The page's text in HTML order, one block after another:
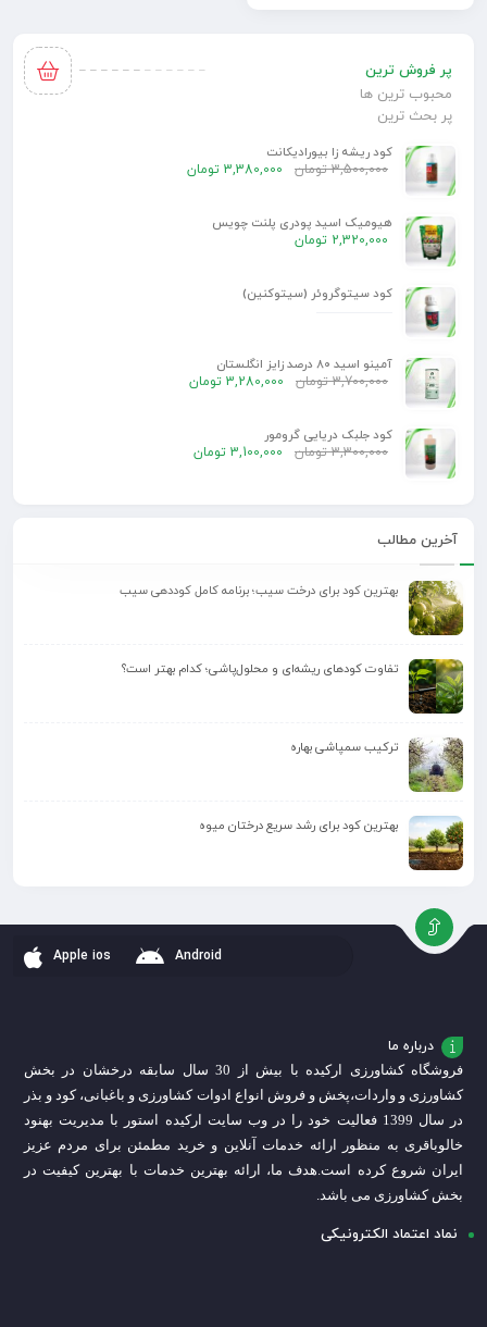
افزودن
سبد
پر فروش ترین
محبوب ترین ها
پر بحث ترین
کود ریشه زا بیورادیکانت
3,500,000 تومان 3,380,000 تومان
هیومیک اسید پودری پلنت چویس
2,320,000 تومان
کود سیتوگروئر (سیتوکنین)
آمینو اسید 80 درصد زایز انگلستان
3,700,000 تومان 3,280,000 تومان
کود جلبک دریایی گرومور
3,300,000 تومان 3,100,000 تومان
آخرین مطالب
بهترین کود برای درخت سیب؛ برنامه کامل کوددهی سیب
تفاوت کودهای ریشه‌ای و محلول‌پاشی؛ کدام بهتر است؟
ترکیب سمپاشی بهاره
بهترین کود برای رشد سریع درختان میوه
Apple ios Android
درباره ما
فروشگاه کشاورزی ارکیده با بیش از 30 سال سابقه درخشان در بخش
کشاورزی و واردات،پخش و فروش انواع ادوات کشاورزی و باغبانی، کود و بذر
در سال 1399 فعالیت خود را در وب سایت ارکیده استور با مدیریت بهنود
خالوباقری به منظور ارائه خدمات آنلاین و خرید مطمئن برای مردم عزیز
ایران شروع کرده است.هدف ما، ارائه بهترین خدمات با بهترین کیفیت در
بخش کشاورزی می باشد.
نماد اعتماد الکترونیکی